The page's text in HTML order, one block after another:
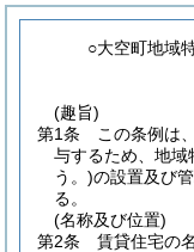
○大空町地域
(趣旨)
第1条
この条例は
与するため、地域
う。)の設置及び
る。
(名称及び位置)
第2条
賃貸住宅の